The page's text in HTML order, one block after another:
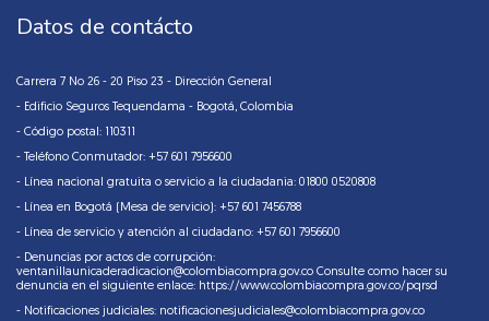
Datos de contácto
Carrera 7 No 26 - 20 Piso 23 - Dirección General
- Edificio Seguros Tequendama - Bogotá, Colombia
- Código postal: 110311
- Teléfono Conmutador: +57 601 7956600
- Línea nacional gratuita o servicio a la ciudadania: 01800 0520808
- Línea en Bogotá (Mesa de servicio): +57 601 7456788
- Línea de servicio y atención al ciudadano: +57 601 7956600
- Denuncias por actos de corrupción:
ventanillaunicaderadicacion@colombiacompra.gov.co Consulte como hacer su
denuncia en el siguiente enlace: https://www.colombiacompra.gov.co/pqrsd
- Notificaciones judiciales: notificacionesjudiciales@colombiacompra.gov.co